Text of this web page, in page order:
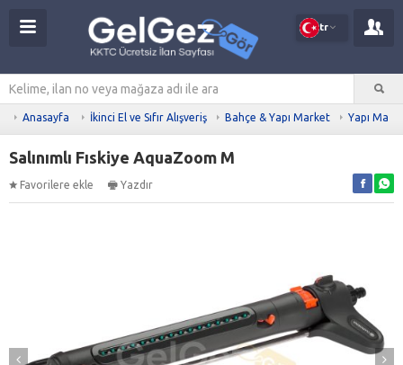
tr
Anasayfa İkinci El ve Sıfır Alışveriş Bahçe & Yapı Market Yapı
Salınımlı Fıskiye AquaZoom M
Favorilere ekle Yazdır